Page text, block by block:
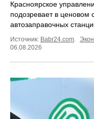
Красноярское
подозревает в ценовом
автозаправочных
Источник: Babr24.com
06.08.2026